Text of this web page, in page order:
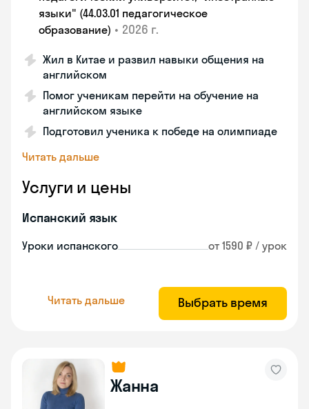
языки" (44.03.01 педагогическое
образование) • 2026 г.
Жил в Китае и развил навыки общения на
английском
Помог ученикам перейти на обучение на
английском языке
Подготовил ученика к победе на олимпиаде
Читать дальше
Услуги и цены
Испанский язык
Уроки испанского от 1590 ₽ / урок
Читать дальше Выбрать время
Жанна